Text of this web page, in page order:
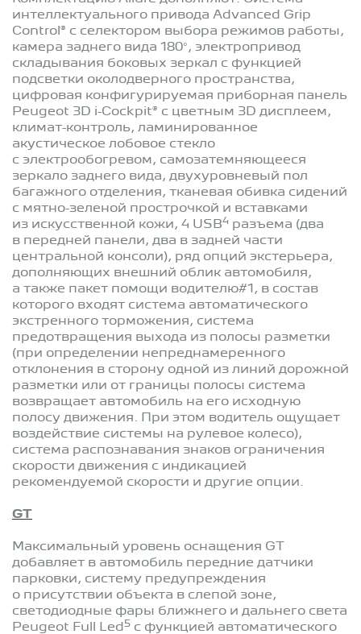
интеллектуального привода Advanced Grip
Control® c селектором выбора режимов работы,
камера заднего вида 180°, электропривод
складывания боковых зеркал с функцией
подсветки околодверного пространства,
цифровая конфигурируемая приборная панель
Peugeot 3D i-Cockpit® c цветным 3D дисплеем,
климат-контроль, ламинированное
акустическое лобовое стекло
с электрообогревом, самозатемняющееся
зеркало заднего вида, двухуровневый пол
багажного отделения, тканевая обивка сидений
с мятно-зеленой прострочкой и вставками
из искусственной кожи, 4 USB4 разъема (два
в передней панели, два в задней части
центральной консоли), ряд опций экстерьера,
дополняющих внешний облик автомобиля,
а также пакет помощи водителю#1, в состав
которого входят система автоматического
экстренного торможения, система
предотвращения выхода из полосы разметки
(при определении непреднамеренного
отклонения в сторону одной из линий дорожной
разметки или от границы полосы система
возвращает автомобиль на его исходную
полосу движения. При этом водитель ощущает
воздействие системы на рулевое колесо),
система распознавания знаков ограничения
скорости движения c индикацией
рекомендуемой скорости и другие опции.
GT
Максимальный уровень оснащения GT
добавляет в автомобиль передние датчики
парковки, систему предупреждения
о присутствии объекта в слепой зоне,
светодиодные фары ближнего и дальнего света
Peugeot Full Led 5 с функцией автоматического